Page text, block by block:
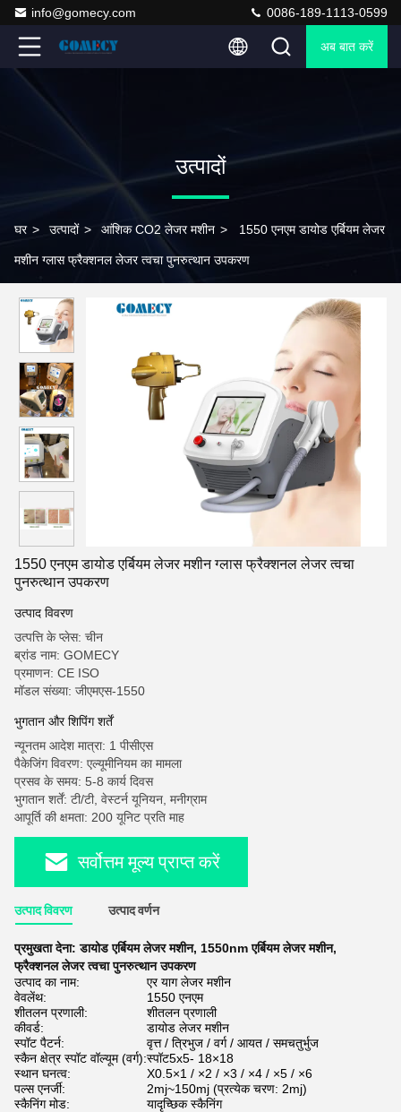
info@gomecy.com 0086-189-1113-0599
अब बात करें
उत्पादों
घर > उत्पादों > आंशिक CO2 लेजर मशीन > 1550 एनएम डायोड एर्बियम लेजर
मशीन ग्लास फ्रैक्शनल लेजर त्वचा पुनरुत्थान उपकरण
1550 एनएम डायोड एर्बियम लेजर मशीन ग्लास फ्रैक्शनल लेजर त्वचा
पुनरुत्थान उपकरण
उत्पाद विवरण
उत्पत्ति के प्लेस: चीन
ब्रांड नाम: GOMECY
प्रमाणन: CE ISO
मॉडल संख्या: जीएमएस-1550
भुगतान और शिपिंग शर्तें
न्यूनतम आदेश मात्रा: 1 पीसीएस
पैकेजिंग विवरण: एल्यूमीनियम का मामला
प्रसव के समय: 5-8 कार्य दिवस
भुगतान शर्तें: टी/टी, वेस्टर्न यूनियन, मनीग्राम
आपूर्ति की क्षमता: 200 यूनिट प्रति माह
सर्वोत्तम मूल्य प्राप्त करें
उत्पाद विवरण उत्पाद वर्णन
प्रमुखता देना:डायोड एर्बियम लेजर मशीन, 1550nm एर्बियम लेजर मशीन,
फ्रैक्शनल लेजर त्वचा पुनरुत्थान उपकरण
उत्पाद का नाम:
एर याग लेजर मशीन
वेवलेंथ:
1550 एनएम
शीतलन प्रणाली:
शीतलन प्रणाली
कीवर्ड:
डायोड लेजर मशीन
स्पॉट पैटर्न:
वृत्त / त्रिभुज / वर्ग / आयत / समचतुर्भुज
स्कैन क्षेत्र स्पॉट वॉल्यूम (वर्ग):स्पॉट5x5- 18×18
स्थान घनत्व:
X0.5×1 / ×2 / ×3 / ×4 / ×5 / ×6
पल्स एनर्जी:
2mj~150mj (प्रत्येक चरण: 2mj)
स्कैनिंग मोड:
यादृच्छिक स्कैनिंग